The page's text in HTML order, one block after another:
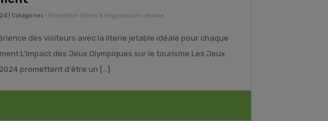
| Catégories : Protection literie & linge de bain jetable
des visiteurs avec la literie jetable idéale pour chaque
L'impact des Jeux Olympiques sur le tourisme Les Jeux
promettent d'être un [...]